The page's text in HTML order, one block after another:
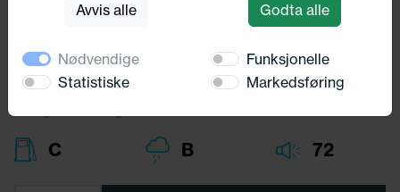
Profil:
65,00
Diameter:
Lasteindex:
C B 72
Avvis alle Godta alle
Nødvendige
Funksjonelle
Statistiske
Markedsføring